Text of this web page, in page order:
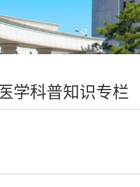
医学科普知识专栏